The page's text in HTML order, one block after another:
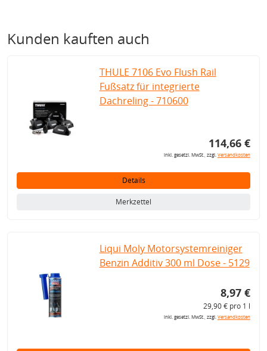
Kunden kauften auch
THULE 7106 Evo Flush Rail
Fußsatz für integrierte
Dachreling - 710600
114,66 €
inkl. gesetzl. MwSt., zzgl.Versandkosten
Details
Merkzettel
Liqui Moly Motorsystemreiniger
Benzin Additiv 300 ml Dose - 5129
8,97 €
29,90 € pro 1 l
inkl. gesetzl. MwSt., zzgl.Versandkosten